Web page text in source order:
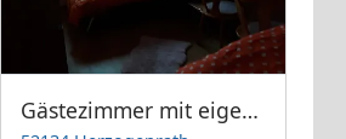
Gästezimmer mit eigenes bad